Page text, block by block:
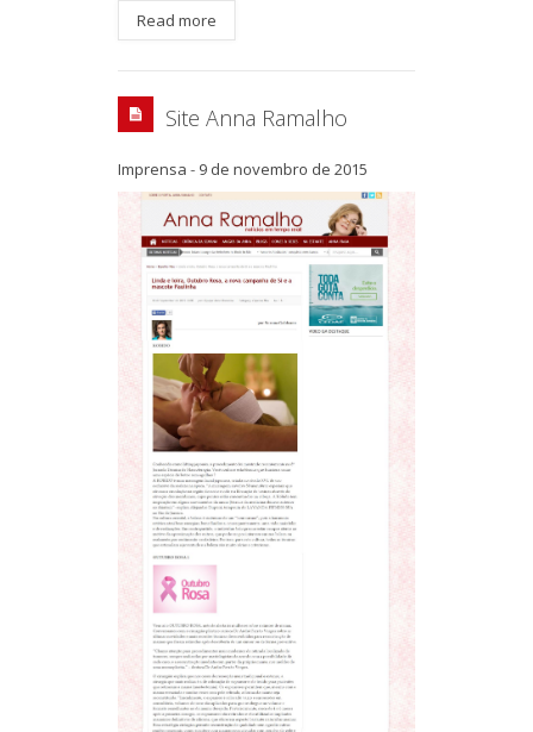
Read more
Site Anna Ramalho
Imprensa - 9 de novembro de 2015